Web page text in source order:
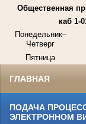
Общественная
каб 1-
Понедельник–
Четверг
Пятница
ГЛАВНАЯ
ПОДАЧА
ЭЛЕКТРОННОМ